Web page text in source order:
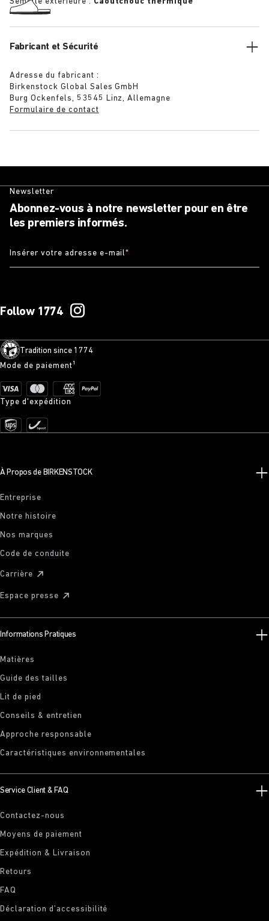
Fabricant et Sécurité
Adresse du fabricant :
Birkenstock Global Sales GmbH
Burg Ockenfels, 53545 Linz, Allemagne
Formulaire de contact
Newsletter
Abonnez-vous à notre newsletter pour en être
les premiers informés.
Insérer votre adresse e-mail*
Follow 1774
Tradition since 1774
Mode de paiement¹
Type d'expédition
À Propos de BIRKENSTOCK
Entreprise
Notre histoire
Nos marques
Code de conduite
Carrière
Espace presse
Informations Pratiques
Matières
Guide des tailles
Lit de pied
Conseils & entretien
Approche responsable
Caractéristiques environnementales
Service Client & FAQ
Contactez-nous
Moyens de paiement
Expédition & Livraison
Retours
FAQ
Déclaration d’accessibilité